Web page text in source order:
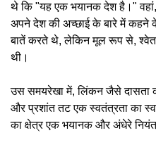
थे कि "यह एक भयानक देश है।"
अपने देश की अच्छाई के बारे में कहने के
बातें करते थे, लेकिन मूल रूप से, श्वेत
थी।
उस समयरेखा में, लिंकन जैसे दासता
और प्रशांत तट एक स्वतंत्रता का
का क्षेत्र एक भयानक और अंधेरे